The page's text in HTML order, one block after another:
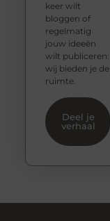
keer wilt
bloggen of
regelmatig
jouw ideeën
wilt publiceren:
wij bieden je de
ruimte.
Deel je
verhaal